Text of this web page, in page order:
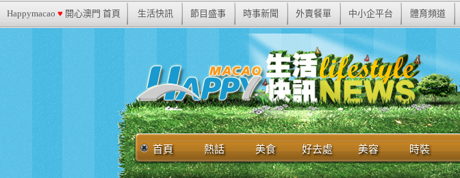
Happymacao ♥ 開心澳門 首頁 生活快訊 節目盛事 時事新聞 外賣餐單 中小企平台 體育頻道
首頁 熱話 美食 好去處 美容 時裝